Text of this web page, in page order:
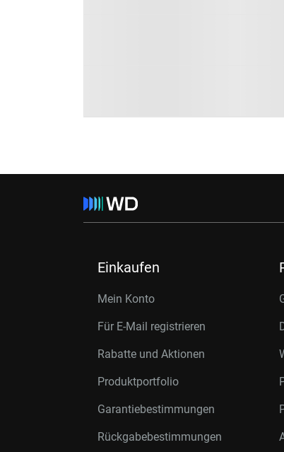
Einkaufen
Mein Konto
Für E-Mail registrieren
Rabatte und Aktionen
Produktportfolio
Garantiebestimmungen
Rückgabebestimmungen